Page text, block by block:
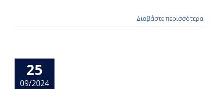
Διαβάστε περισσότερα
25
09/2024